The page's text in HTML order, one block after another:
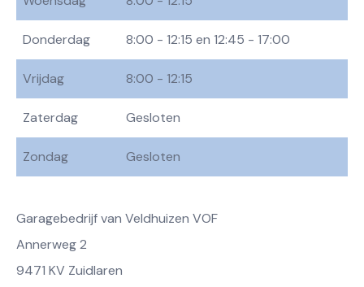
Donderdag 8:00 - 12:15 en 12:45 - 17:00
Vrijdag 8:00 - 12:15
Zaterdag Gesloten
Zondag Gesloten
Garagebedrijf van Veldhuizen VOF
Annerweg 2
9471 KV Zuidlaren